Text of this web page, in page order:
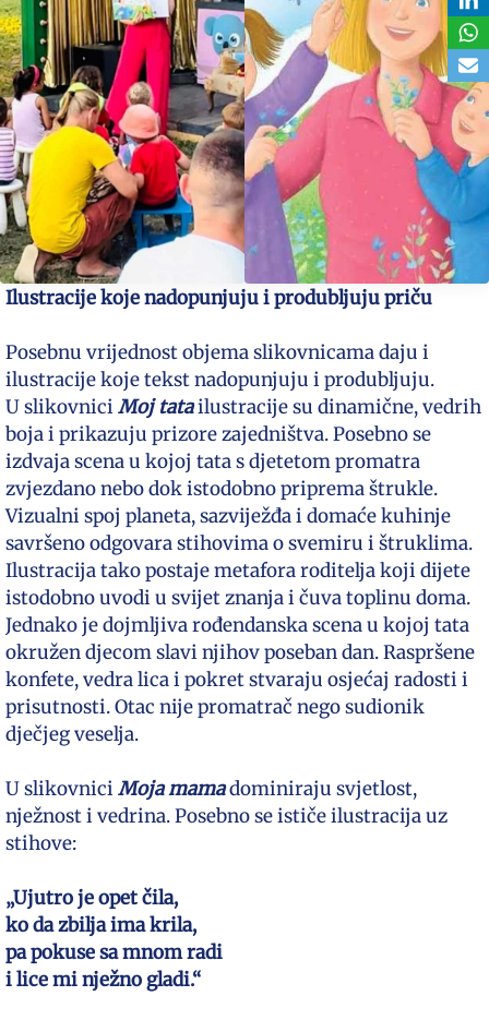
Ilustracije koje nadopunjuju i produbljuju priču
Posebnu vrijednost objema slikovnicama daju i
ilustracije koje tekst nadopunjuju i produbljuju.
U slikovnici Moj tatailustracije su dinamične, vedrih
boja i prikazuju prizore zajedništva. Posebno se
izdvaja scena u kojoj tata s djetetom promatra
zvjezdano nebo dok istodobno priprema štrukle.
Vizualni spoj planeta, sazviježđa i domaće kuhinje
savršeno odgovara stihovima o svemiru i štruklima.
Ilustracija tako postaje metafora roditelja koji dijete
istodobno uvodi u svijet znanja i čuva toplinu doma.
Jednako je dojmljiva rođendanska scena u kojoj tata
okružen djecom slavi njihov poseban dan. Raspršene
konfete, vedra lica i pokret stvaraju osjećaj radosti i
prisutnosti. Otac nije promatrač nego sudionik
dječjeg veselja.
U slikovnici Moja mamadominiraju svjetlost,
nježnost i vedrina. Posebno se ističe ilustracija uz
stihove:
„Ujutro je opet čila,
ko da zbilja ima krila,
pa pokuse sa mnom radi
i lice mi nježno gladi.“